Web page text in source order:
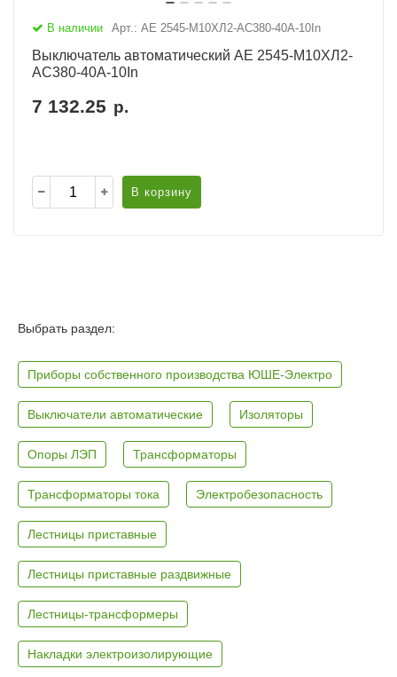
В наличии Арт.: АЕ 2545-М10ХЛ2-AC380-40А-10In
Выключатель автоматический АЕ 2545-М10ХЛ2-
AC380-40А-10In
7 132.25 р.
В корзину
Выбрать раздел:
Приборы собственного производства ЮШЕ-Электро
Выключатели автоматические Изоляторы
Опоры ЛЭП Трансформаторы
Трансформаторы тока Электробезопасность
Лестницы приставные
Лестницы приставные раздвижные
Лестницы-трансформеры
Накладки электроизолирующие